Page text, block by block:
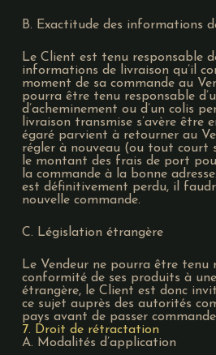
B. Exactitude des informations
Le Client est tenu responsable
informations de livraison qu’il
moment de sa commande au
pourra être tenu responsable
d’acheminement ou d’un colis
livraison transmise s’avère être
égaré parvient à retourner au
régler à nouveau (ou tout court
le montant des frais de port
la commande à la bonne
est définitivement perdu, il
nouvelle commande.
C. Législation étrangère
Le Vendeur ne pourra être tenu
conformité de ses produits à
étrangère, le Client est donc
ce sujet auprès des autorités
pays avant de passer
7. Droit de rétractation
A. Modalités d’application